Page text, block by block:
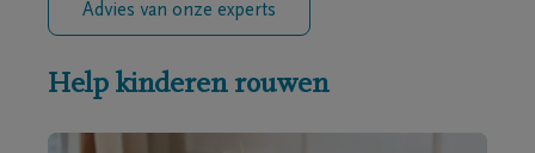
Advies van onze experts
Help kinderen rouwen